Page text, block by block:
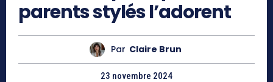
parents stylés l’adorent
Par Claire Brun
23 novembre 2024